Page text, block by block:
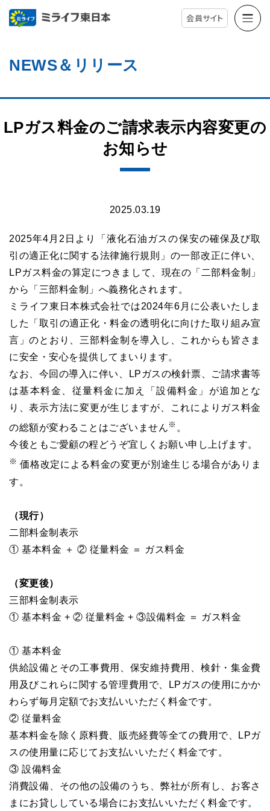
会員サイト
NEWS＆リリース
LPガス料金のご請求表示内容変更の
お知らせ
2025.03.19
2025年4月2日より「液化石油ガスの保安の確保及び取
引の適正化に関する法律施行規則」の一部改正に伴い、
LPガス料金の算定につきまして、現在の「二部料金制」
から「三部料金制」へ義務化されます。
ミライフ東日本株式会社では2024年6月に公表いたしま
した「取引の適正化・料金の透明化に向けた取り組み宣
言」のとおり、三部料金制を導入し、これからも皆さま
に安全・安心を提供してまいります。
なお、今回の導入に伴い、LPガスの検針票、ご請求書等
は基本料金、従量料金に加え「設備料金」が追加とな
り、表示方法に変更が生じますが、これによりガス料金
の総額が変わることはございません ※ 。
今後ともご愛顧の程どうぞ宜しくお願い申し上げます。
※ 価格改定による料金の変更が別途生じる場合がありま
す。
（現行）
二部料金制表示
① 基本料金 ＋ ② 従量料金 ＝ ガス料金
（変更後）
三部料金制表示
① 基本料金 + ② 従量料金 + ③設備料金 ＝ ガス料金
① 基本料金
供給設備とその工事費用、保安維持費用、検針・集金費
用及びこれらに関する管理費用で、LPガスの使用にかか
わらず毎月定額でお支払いいただく料金です。
② 従量料金
基本料金を除く原料費、販売経費等全ての費用で、LPガ
スの使用量に応じてお支払いいただく料金です。
③ 設備料金
消費設備、その他の設備のうち、弊社が所有し、お客さ
まにお貸ししている場合にお支払いいただく料金です。